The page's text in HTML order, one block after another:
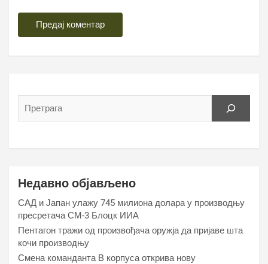
Недавно објављено
САД и Јапан улажу 745 милиона долара у производњу
пресретача СМ-3 Блоцк ИИА
Пентагон тражи од произвођача оружја да пријаве шта
кочи производњу
Смена команданта В корпуса открива нову